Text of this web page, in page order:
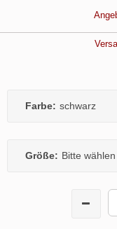
Farbe: schwarz
Größe: Bitte wählen